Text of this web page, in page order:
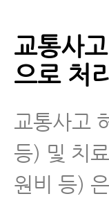
교통사
으로 처
교통사고
등) 및 치
원비 등) 은